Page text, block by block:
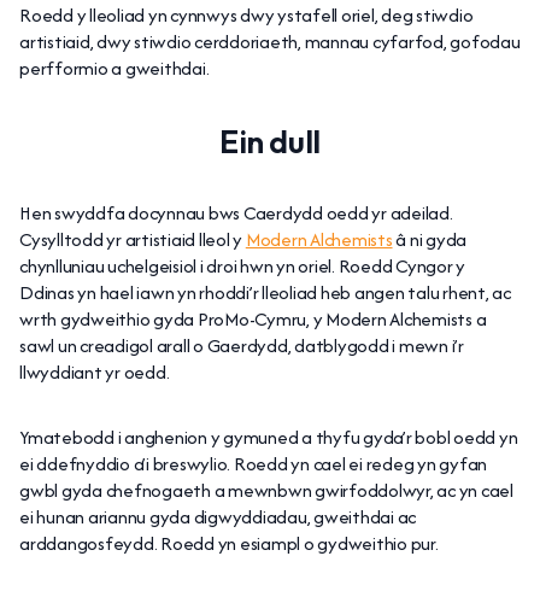
Roedd y lleoliad yn cynnwys dwy ystafell oriel, deg stiwdio
artistiaid, dwy stiwdio cerddoriaeth, mannau cyfarfod, gofodau
perfformio a gweithdai.
Ein dull
Hen swyddfa docynnau bws Caerdydd oedd yr adeilad.
Cysylltodd yr artistiaid lleol yModern Alchemistsâ ni gyda
chynlluniau uchelgeisiol i droi hwn yn oriel. Roedd Cyngor y
Ddinas yn hael iawn yn rhoddi’r lleoliad heb angen talu rhent, ac
wrth gydweithio gyda ProMo-Cymru, y Modern Alchemists a
sawl un creadigol arall o Gaerdydd, datblygodd i mewn i’r
llwyddiant yr oedd.
Ymatebodd i anghenion y gymuned a thyfu gyda’r bobl oedd yn
ei ddefnyddio a’i breswylio. Roedd yn cael ei redeg yn gyfan
gwbl gyda chefnogaeth a mewnbwn gwirfoddolwyr, ac yn cael
ei hunan ariannu gyda digwyddiadau, gweithdai ac
arddangosfeydd. Roedd yn esiampl o gydweithio pur.